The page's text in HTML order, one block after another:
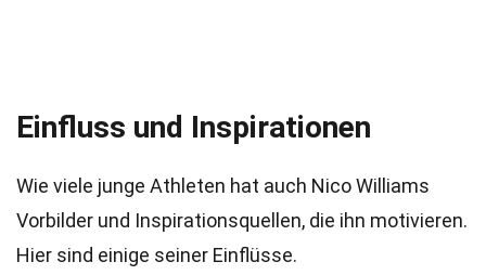
Einfluss und Inspirationen
Wie viele junge Athleten hat auch Nico Williams
Vorbilder und Inspirationsquellen, die ihn motivieren.
Hier sind einige seiner Einflüsse.